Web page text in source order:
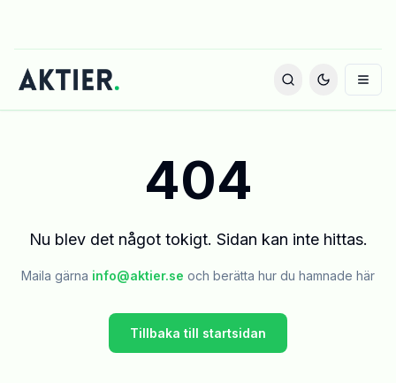
404
Nu blev det något tokigt. Sidan kan inte hittas.
Maila gärna info@aktier.se och berätta hur du hamnade här
Tillbaka till startsidan